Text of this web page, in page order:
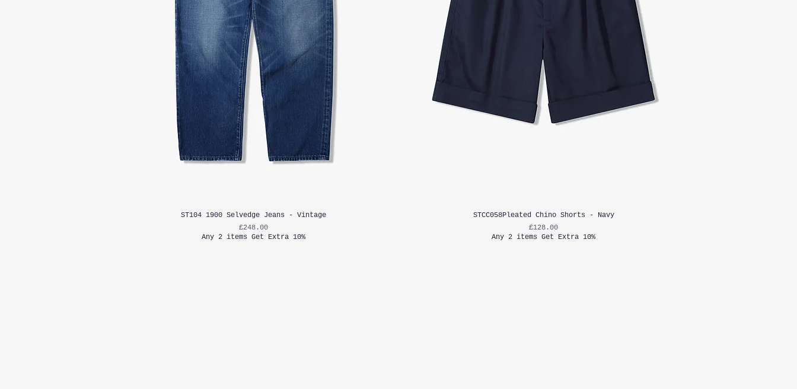
ST104 1900 Selvedge Jeans - Vintage
가격
£248.00
Any 2 items Get Extra 10%
STCC058Pleated Chino Shorts - Navy
가격
£128.00
Any 2 items Get Extra 10%